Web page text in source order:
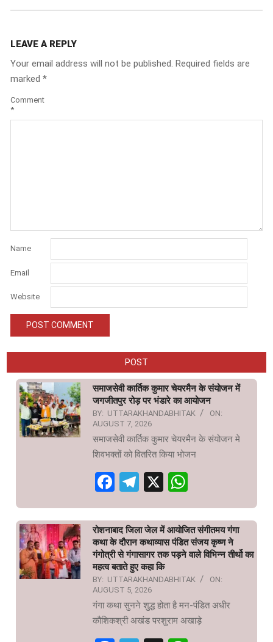
LEAVE A REPLY
Your email address will not be published. Required fields are
marked *
Comment
*
Name
Email
Website
POST
समाजसेवी कार्तिक कुमार चेयरमैन के संयोजन में
जगजीतपुर रोड़ पर भंडारे का आयोजन
BY: UTTARAKHANDABHITAK
ON:
AUGUST 7, 2026
समाजसेवी कार्तिक कुमार चेयरमैन के संयोजन मे
शिवभक्तों को वितरित किया भोजन
Facebook
Telegram
X
रोशनाबाद जिला जेल में आयोजित संगीतमय गंगा
कथा के दौरान कथाव्यास पंडित संजय कृष्ण ने
गंगोत्री से गंगासागर तक पड़ने वाले विभिन्न तीर्थो का
महत्व बताते हुए कहा कि
BY: UTTARAKHANDABHITAK
ON:
AUGUST 5, 2026
गंगा कथा सुनने शुद्ध होता है मन-पंडित अधीर
कौशिकश्री अखंड परशुराम अखाड़े